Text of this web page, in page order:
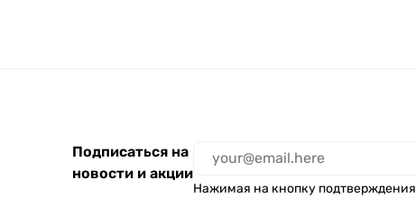
Подписаться на
новости и акции
Нажимая на кнопку